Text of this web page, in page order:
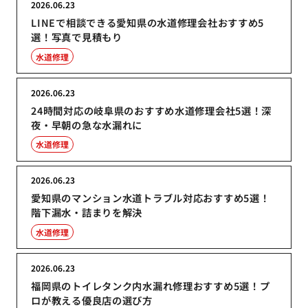
LINEで相談できる愛知県の水道修理会社おすすめ5
選！写真で見積もり
2026.06.23
水道修理
24時間対応の岐阜県のおすすめ水道修理会社5選！深
夜・早朝の急な水漏れに
2026.06.23
水道修理
愛知県のマンション水道トラブル対応おすすめ5選！
階下漏水・詰まりを解決
2026.06.23
水道修理
福岡県のトイレタンク内水漏れ修理おすすめ5選！プ
ロが教える優良店の選び方
2026.06.23